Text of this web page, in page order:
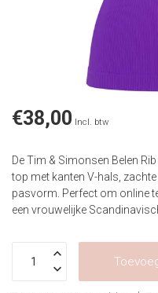
€38,00 Incl. btw
De Tim & Simonsen Belen
top met kanten V-hals,
pasvorm. Perfect om online
een vrouwelijke